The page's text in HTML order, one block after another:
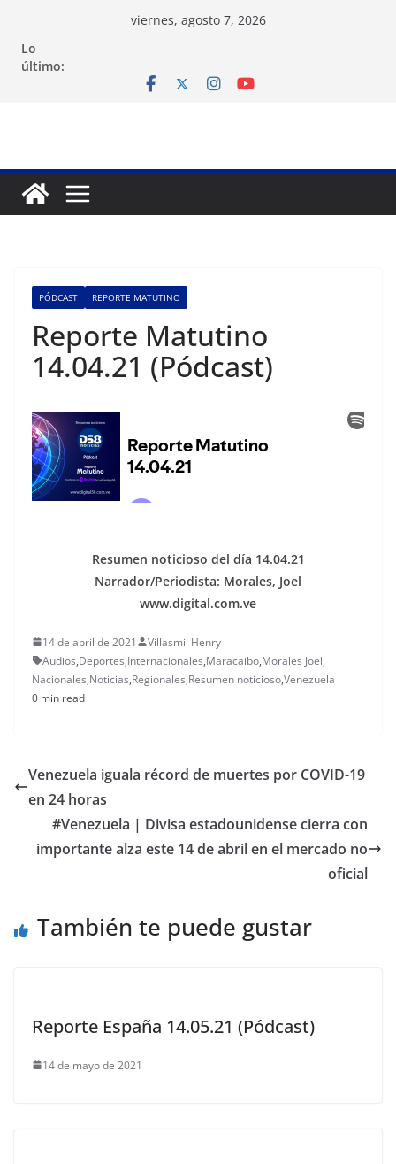
contenido
viernes, agosto 7, 2026
Lo
último:
PÓDCAST REPORTE MATUTINO
Reporte Matutino
14.04.21 (Pódcast)
Resumen noticioso del día 14.04.21
Narrador/Periodista: Morales, Joel
www.digital.com.ve
14 de abril de 2021
Villasmil Henry
Audios,Deportes,Internacionales,Maracaibo,Morales Joel,
Nacionales,Noticias,Regionales,Resumen noticioso,Venezuela
0 min read
Venezuela iguala récord de muertes por COVID-19
en 24 horas
#Venezuela | Divisa estadounidense cierra con
importante alza este 14 de abril en el mercado no
oficial
También te puede gustar
Reporte España 14.05.21 (Pódcast)
14 de mayo de 2021